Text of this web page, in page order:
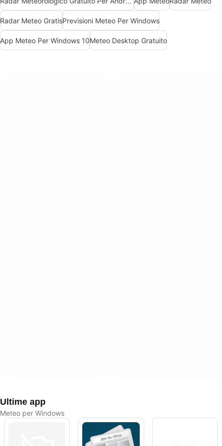
Radar Meteo GratisPrevisioni Meteo Per Windows
App Meteo Per Windows 10Meteo Desktop Gratuito
Ultime app
Meteo per Windows